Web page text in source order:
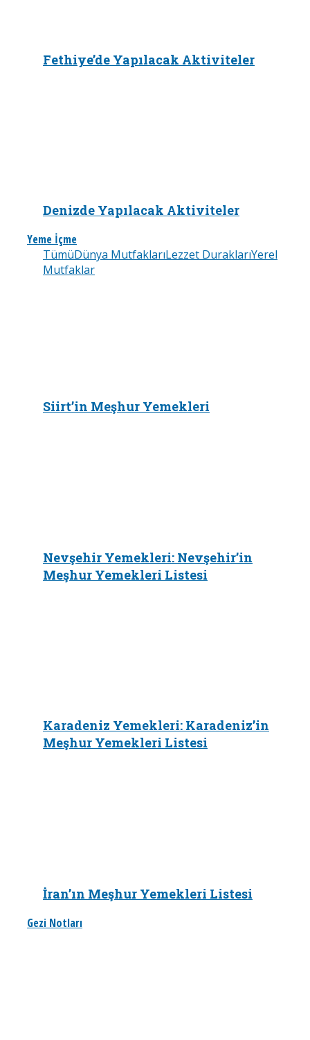
Fethiye’de Yapılacak Aktiviteler
Denizde Yapılacak Aktiviteler
Yeme İçme
TümüDünya MutfaklarıLezzet DuraklarıYerel
Mutfaklar
Siirt’in Meşhur Yemekleri
Nevşehir Yemekleri: Nevşehir’in
Meşhur Yemekleri Listesi
Karadeniz Yemekleri: Karadeniz’in
Meşhur Yemekleri Listesi
İran’ın Meşhur Yemekleri Listesi
Gezi Notları